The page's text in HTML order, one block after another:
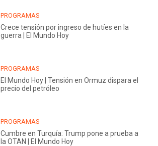
PROGRAMAS
Crece tensión por ingreso de hutíes en la
guerra | El Mundo Hoy
PROGRAMAS
El Mundo Hoy | Tensión en Ormuz dispara el
precio del petróleo
PROGRAMAS
Cumbre en Turquía: Trump pone a prueba a
la OTAN | El Mundo Hoy